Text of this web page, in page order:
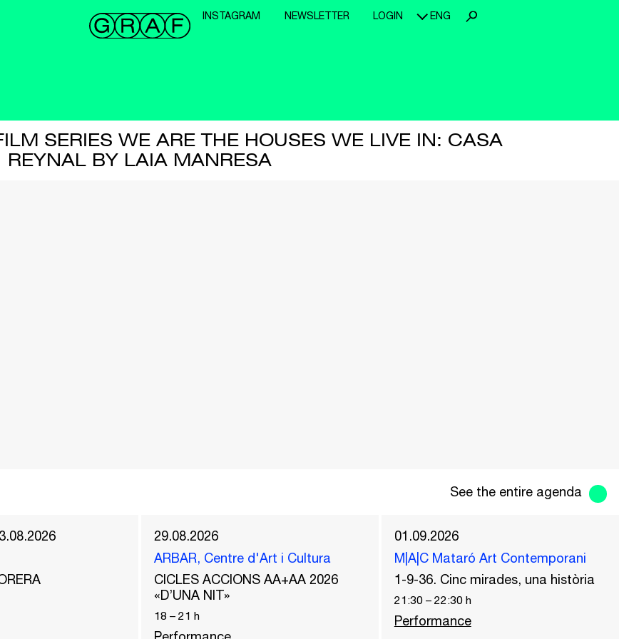
INSTAGRAM NEWSLETTER LOGIN ENG
SERIES WE ARE THE HOUSES WE LIVE IN: CASA
REYNAL BY LAIA MANRESA
See the entire agenda
29.08.2026
ARBAR, Centre d'Art i Cultura
CICLES ACCIONS AA+AA 2026
«D’UNA NIT»
18 – 21 h
01.09.2026
M|A|C Mataró Art Contemporani
1-9-36. Cinc mirades, una història
21:30– 22:30h
Performance